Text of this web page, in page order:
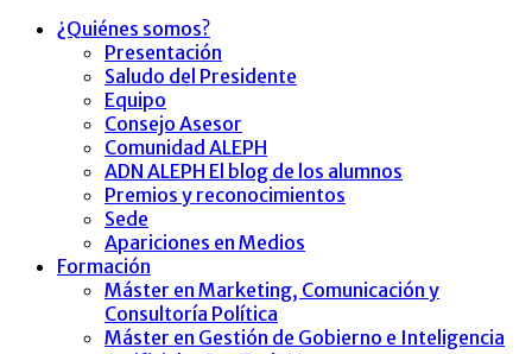
¿Quiénes somos?
Presentación
Saludo del Presidente
Equipo
Consejo Asesor
Comunidad ALEPH
ADN ALEPH El blog de los alumnos
Premios y reconocimientos
Sede
Apariciones en Medios
Formación
Máster en Marketing, Comunicación y
Consultoría Política
Máster en Gestión de Gobierno e Inteligencia